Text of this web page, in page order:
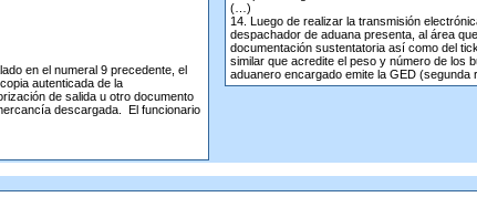
en el numeral 9 precedente, el
autenticada de la
de salida u otro documento
descargada. El funcionario
(…)
14. Luego de realizar la transmisión
despachador de aduana presenta, al área
documentación sustentatoria así como del
similar que acredite el peso y número de los
aduanero encargado emite la GED (segunda